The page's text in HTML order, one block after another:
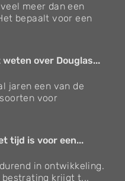
meer dan een
bepaalt voor een
over Douglas...
jaren een van de
voor
tijd is voor een...
in ontwikkeling.
bestrating krijgt t...